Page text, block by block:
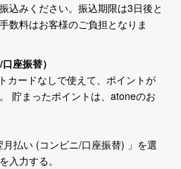
込みください。振込期限は3日後と
数料はお客様のご負担となりま
座振替）
カードなしで使えて、ポイントが
貯まったポイントは、atoneのお
払い (コンビニ/口座振替) 」を選
入力する。